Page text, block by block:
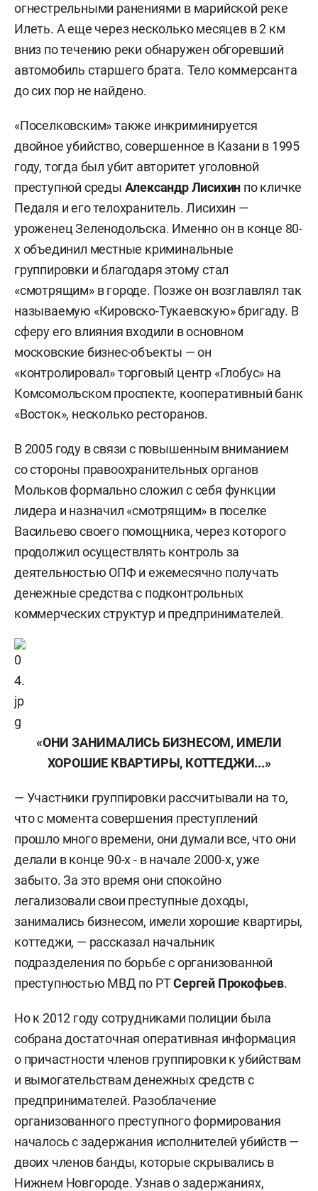
огнестрельными ранениями в марийской реке
Илеть. А еще через несколько месяцев в 2 км
вниз по течению реки обнаружен обгоревший
автомобиль старшего брата. Тело коммерсанта
до сих пор не найдено.
«Поселковским» также инкриминируется
двойное убийство, совершенное в Казани в 1995
году, тогда был убит авторитет уголовной
преступной среды Александр Лисихин по кличке
Педаля и его телохранитель. Лисихин —
уроженец Зеленодольска. Именно он в конце 80-
х объединил местные криминальные
группировки и благодаря этому стал
«смотрящим» в городе. Позже он возглавлял так
называемую «Кировско-Тукаевскую» бригаду. В
сферу его влияния входили в основном
московские бизнес-объекты — он
«контролировал» торговый центр «Глобус» на
Комсомольском проспекте, кооперативный банк
«Восток», несколько ресторанов.
В 2005 году в связи с повышенным вниманием
со стороны правоохранительных органов
Мольков формально сложил с себя функции
лидера и назначил «смотрящим» в поселке
Васильево своего помощника, через которого
продолжил осуществлять контроль за
деятельностью ОПФ и ежемесячно получать
денежные средства с подконтрольных
коммерческих структур и предпринимателей.
«ОНИ ЗАНИМАЛИСЬ БИЗНЕСОМ, ИМЕЛИ
ХОРОШИЕ КВАРТИРЫ, КОТТЕДЖИ...»
— Участники группировки рассчитывали на то,
что с момента совершения преступлений
прошло много времени, они думали все, что они
делали в конце 90-х - в начале 2000-х, уже
забыто. За это время они спокойно
легализовали свои преступные доходы,
занимались бизнесом, имели хорошие квартиры,
коттеджи, — рассказал начальник
подразделения по борьбе с организованной
преступностью МВД по РТСергей Прокофьев.
Но к 2012 году сотрудниками полиции была
собрана достаточная оперативная информация
о причастности членов группировки к убийствам
и вымогательствам денежных средств с
предпринимателей. Разоблачение
организованного преступного формирования
началось с задержания исполнителей убийств —
двоих членов банды, которые скрывались в
Нижнем Новгороде. Узнав о задержаниях,